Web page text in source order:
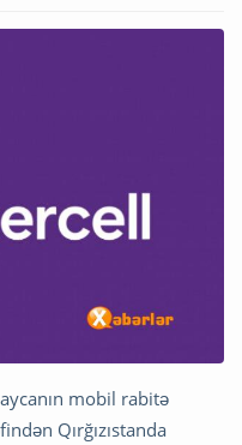
mobil rabitə
Qırğızıstanda